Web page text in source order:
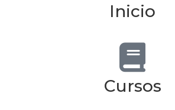
Inicio
Cursos